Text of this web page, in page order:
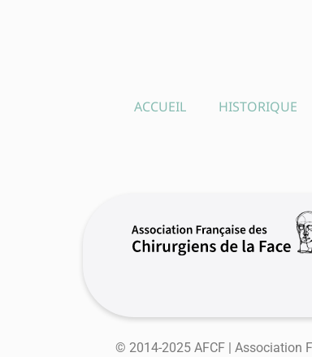
ACCUEIL HISTORIQUE
© 2014-2025 AFCF | Association